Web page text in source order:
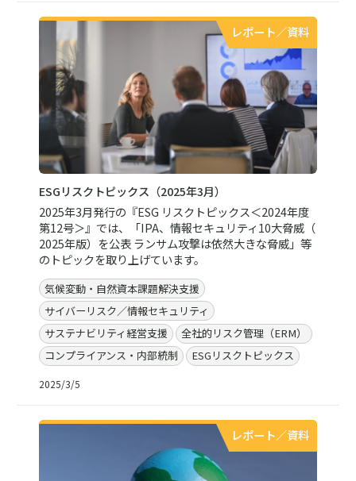
レポート／資料
ESGリスクトピックス（2025年3月）
2025年3月発行の『ESG リスクトピックス＜2024年度
第12号＞』では、「IPA、情報セキュリティ10大脅威（
2025年版）を公表 ランサム攻撃は依然大きな脅威」等
のトピックを取り上げています。
気候変動・自然資本課題解決支援
サイバーリスク／情報セキュリティ
サステナビリティ経営支援
全社的リスク管理（ERM）
コンプライアンス・内部統制
ESGリスクトピックス
2025/3/5
レポート／資料